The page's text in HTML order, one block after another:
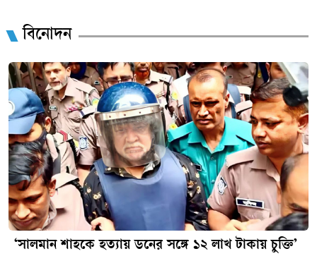
বিনোদন
‘সালমান শাহকে হত্যায় ডনের সঙ্গে ১২ লাখ টাকায় চুক্তি’